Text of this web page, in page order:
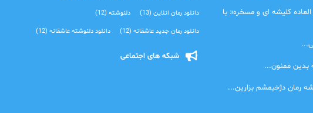
کلیشه ای و مسخره« با
بدین ممنون...
رمان دژخیمشم بزارین...
دانلود رمان انلاین (13) دلنوشته (12)
دانلود رمان جدید عاشقانه (12) دانلود دلنوشته عاشقانه (12)
شبکه های اجتماعی